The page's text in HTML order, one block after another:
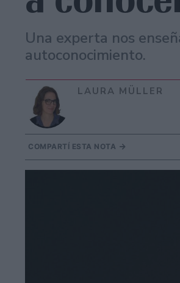
Una experta nos
autoconocimiento.
LAURA MÜLLER
COMPARTÍ ESTA NOTA